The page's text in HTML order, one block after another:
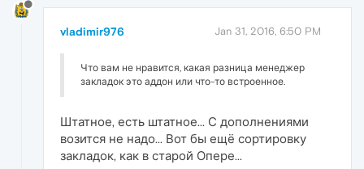
vladimir976 Jan 31, 2016, 6:50 PM
Что вам не нравится, какая разница менеджер
закладок это аддон или что-то встроенное.
Штатное, есть штатное... С дополнениями
возится не надо... Вот бы ещё сортировку
закладок, как в старой Опере...